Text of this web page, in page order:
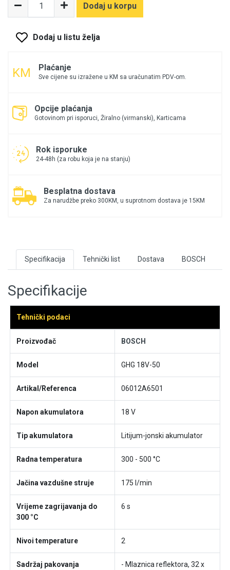
Dodaj u korpu
Dodaj u listu želja
Plaćanje
Sve cijene su izražene u KM sa uračunatim PDV-om.
Opcije plaćanja
Gotovinom pri isporuci, Žiralno (virmanski), Karticama
Rok isporuke
24-48h (za robu koja je na stanju)
Besplatna dostava
Za narudžbe preko 300KM, u suprotnom dostava je 15KM
Specifikacija Tehnički list Dostava BOSCH
Specifikacije
Tehnički podaci
Proizvođač BOSCH
Model GHG 18V-50
Artikal/Referenca 06012A6501
Napon akumulatora 18 V
Tip akumulatora Litijum-jonski akumulator
Radna temperatura 300 - 500 °C
Jačina vazdušne struje 175 l/min
Vrijeme zagrijavanja do
300 °C
6 s
Nivoi temperature 2
Sadržaj pakovanja
- Mlaznica reflektora, 32 x